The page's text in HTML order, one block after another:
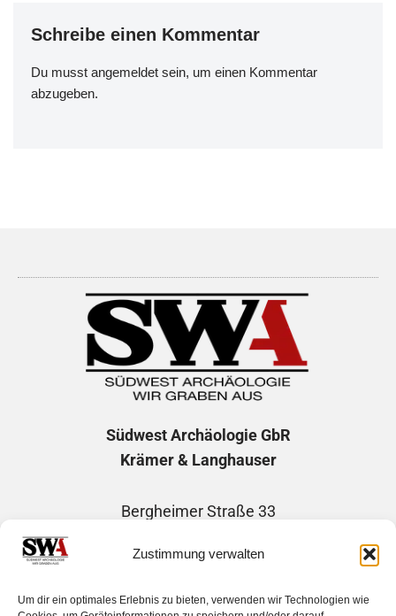
Zustimmung verwalten
Um dir ein optimales Erlebnis zu bieten, verwenden wir Technologien wie
Schreibe einen Kommentar
Du musst angemeldet sein, um einen Kommentar
abzugeben.
Südwest Archäologie GbR
Krämer & Langhauser
Bergheimer Straße 33
E-Mail: info@suedwest-archaeologie.de